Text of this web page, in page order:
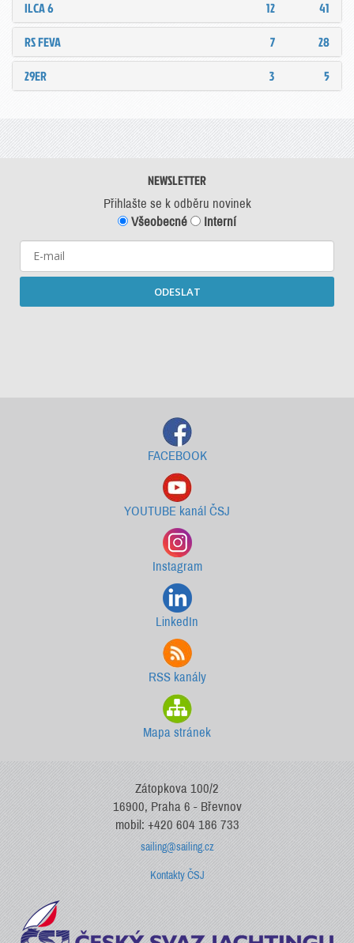
ILCA 6
12
41
RS FEVA
7
28
29ER
3 5
NEWSLETTER
Přihlašte se k odběru novinek
Všeobecné
Interní
ODESLAT
FACEBOOK
YOUTUBE kanál ČSJ
Instagram
LinkedIn
RSS kanály
Mapa stránek
Zátopkova 100/2
16900, Praha 6 - Břevnov
mobil: +420 604 186 733
sailing@sailing.cz
Kontakty ČSJ